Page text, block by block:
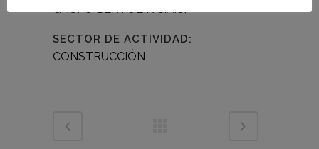
GRUPO BERTOLÍN S.A.U,
SECTOR DE ACTIVIDAD:
CONSTRUCCIÓN